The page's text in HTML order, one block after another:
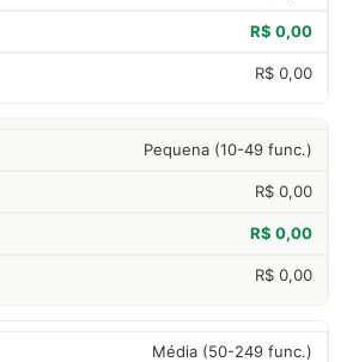
R$ 0,00
R$ 0,00
Pequena (10-49 func.)
R$ 0,00
R$ 0,00
R$ 0,00
Média (50-249 func.)